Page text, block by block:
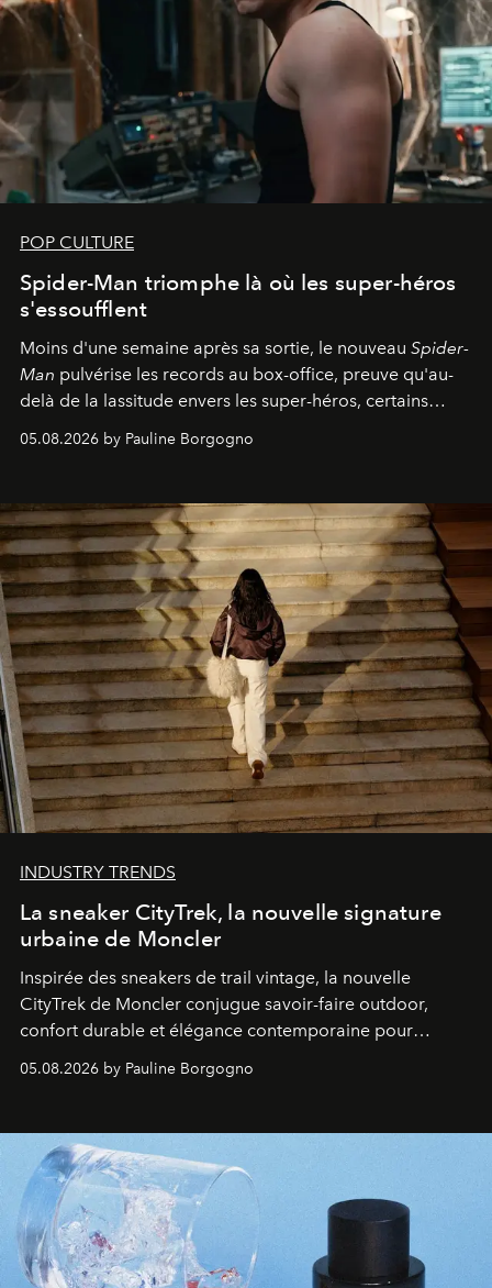
POP CULTURE
Spider-Man triomphe là où les super-héros
s'essoufflent
Moins d'une semaine après sa sortie, le nouveau Spider-
Man pulvérise les records au box-office, preuve qu'au-
delà de la lassitude envers les super-héros, certains
personnages continuent de susciter une ferveur intacte.
05.08.2026 by Pauline Borgogno
INDUSTRY TRENDS
La sneaker CityTrek, la nouvelle signature
urbaine de Moncler
Inspirée des sneakers de trail vintage, la nouvelle
CityTrek de Moncler conjugue savoir-faire outdoor,
confort durable et élégance contemporaine pour
accompagner les explorations du quotidien.
05.08.2026 by Pauline Borgogno